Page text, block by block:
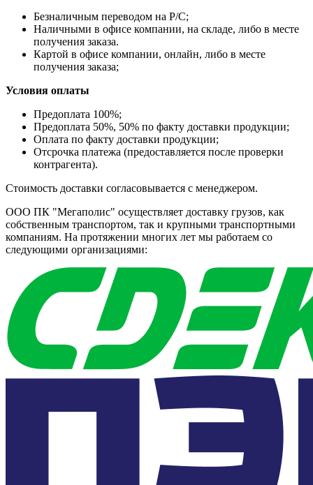
Безналичным переводом на Р/С;
Наличными в офисе компании, на складе, либо в месте
получения заказа.
Картой в офисе компании, онлайн, либо в месте
получения заказа;
Условия оплаты
Предоплата 100%;
Предоплата 50%, 50% по факту доставки продукции;
Оплата по факту доставки продукции;
Отсрочка платежа (предоставляется после проверки
контрагента).
Стоимость доставки согласовывается с менеджером.
ООО ПК "Мегаполис" осуществляет доставку грузов, как
собственным транспортом, так и крупными транспортными
компаниям. На протяжении многих лет мы работаем со
следующими организациями: